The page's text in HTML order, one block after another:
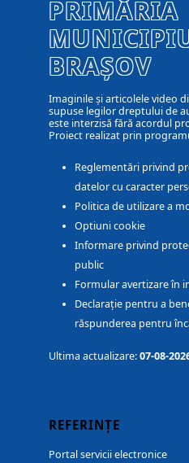
PRIMĂRIA
BRAȘOV
Imaginile și articolele video
supuse legilor dreptului de
este interzisă fără acordul
Proiect realizat prin
Reglementări privind
datelor cu caracter
Politica de utilizare a
Optiuni cookie
Informare privind
public
Formular avertizare în
Declarație pentru a
răspunderea pentru
Ultima actualizare:07-08-
REFERINȚE
Portal servicii electronice